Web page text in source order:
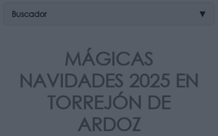
Buscador ▼
MÁGICAS
NAVIDADES 2025 EN
TORREJÓN DE
ARDOZ